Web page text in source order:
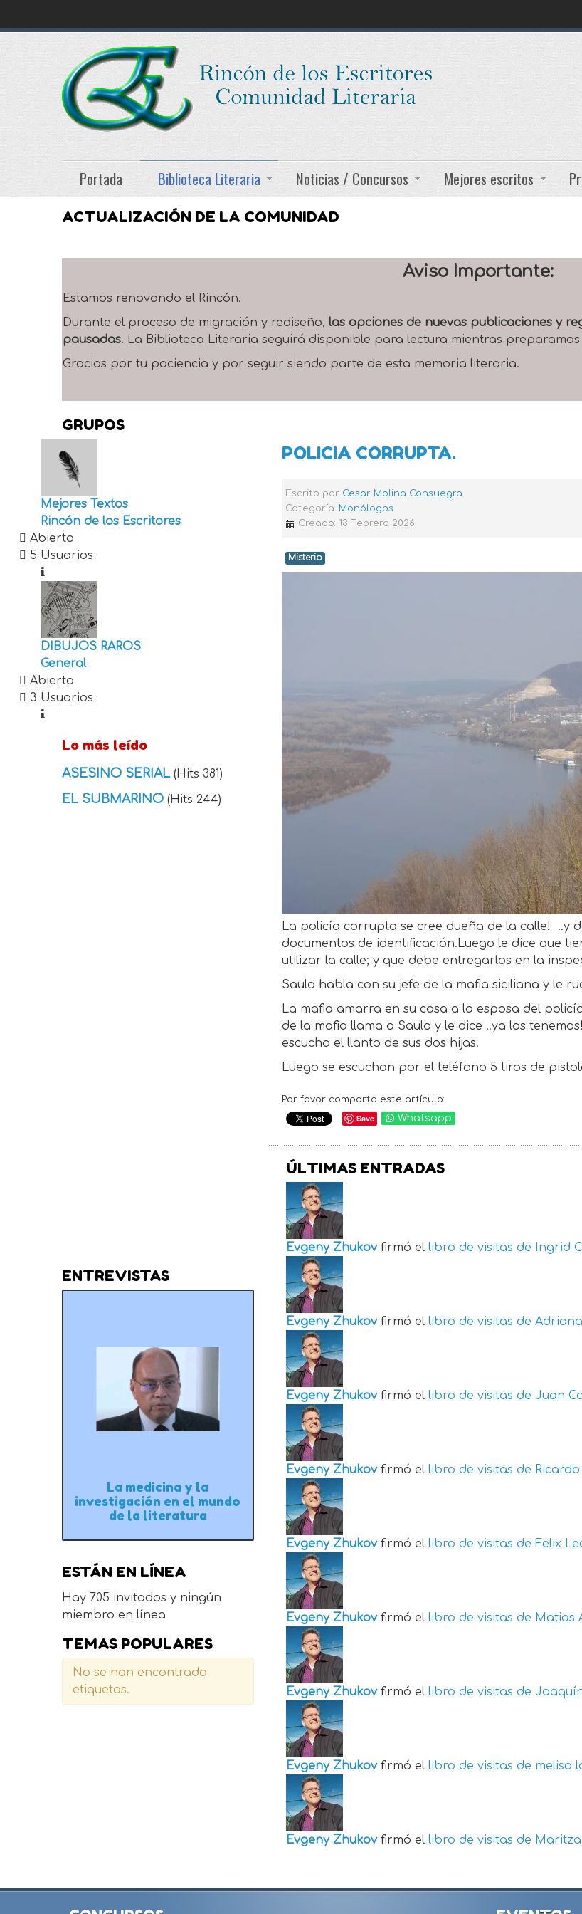
Portada Biblioteca Literaria Noticias / Concursos Mejores escritos
ACTUALIZACIÓN DE LA COMUNIDAD
Aviso Importante:
Estamos renovando el Rincón.
Durante el proceso de migración y rediseño, las opciones de nuevas publicaciones y
pausadas. La Biblioteca Literaria seguirá disponible para lectura mientras
Gracias por tu paciencia y por seguir siendo parte de esta memoria literaria.
POLICIA CORRUPTA.
Escrito por Cesar Molina Consuegra
Categoría: Monólogos
Creado: 13 Febrero 2026
Misterio
La policía corrupta se cree dueña de la calle! ..y
documentos de identificación.Luego le dice que
utilizar la calle; y que debe entregarlos en la
Saulo habla con su jefe de la mafia siciliana y le
La mafia amarra en su casa a la esposa del
de la mafia llama a Saulo y le dice ..ya los
escucha el llanto de sus dos hijas.
Luego se escuchan por el teléfono 5 tiros de
Por favor comparta este artículo:
Save Whatsapp
ÚLTIMAS ENTRADAS
Evgeny Zhukov firmó el libro de visitas de Ingrid
Evgeny Zhukov firmó el libro de visitas de
Evgeny Zhukov firmó el libro de visitas de Juan
Evgeny Zhukov firmó el libro de visitas de
Evgeny Zhukov firmó el libro de visitas de Felix
Evgeny Zhukov firmó el libro de visitas de Matias
Evgeny Zhukov firmó el libro de visitas de
Evgeny Zhukov firmó el libro de visitas de melisa
Evgeny Zhukov firmó el libro de visitas de
GRUPOS
Mejores Textos
Rincón de los Escritores
Abierto
5 Usuarios
DIBUJOS RAROS
General
Abierto
3 Usuarios
Lo más leído
ASESINO SERIAL (Hits 381)
EL SUBMARINO (Hits 244)
ENTREVISTAS
La medicina y la
investigación en el mundo
de la literatura
ESTÁN EN LÍNEA
Hay 705 invitados y ningún
miembro en línea
TEMAS POPULARES
No se han encontrado
etiquetas.